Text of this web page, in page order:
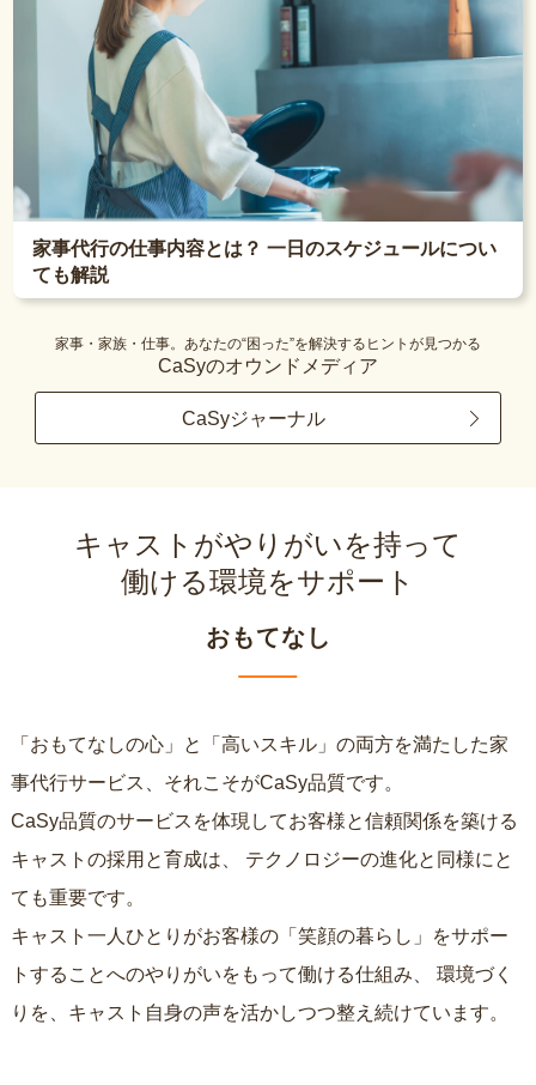
家事代行の仕事内容とは？ 一日のスケジュールについ
ても解説
家事・家族・仕事。あなたの“困った”を解決するヒントが見つかる
CaSyのオウンドメディア
CaSyジャーナル
キャストがやりがいを持って
働ける環境をサポート
おもてなし
「おもてなしの心」と「高いスキル」の両方を満たした家
事代行サービス、それこそがCaSy品質です。
CaSy品質のサービスを体現してお客様と信頼関係を築ける
キャストの採用と育成は、
ても重要です。
キャスト一人ひとりがお客様の「笑顔の暮らし」をサポー
トすることへのやりがいをもって働ける仕組み、
りを、キャスト自身の声を活かしつつ整え続けています。